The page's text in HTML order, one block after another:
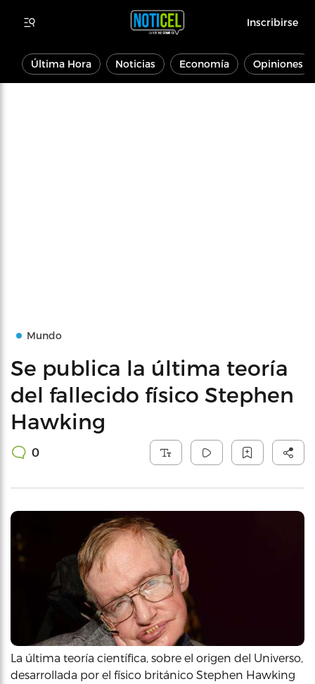
Inscribirse
Última Hora Noticias Economía Opiniones
Mundo
Se publica la última teoría
del fallecido físico Stephen
Hawking
0
La última teoría científica, sobre el origen del Universo,
desarrollada por el físico británico Stephen Hawking